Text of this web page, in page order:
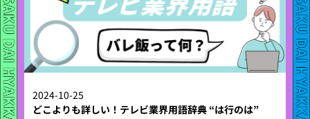
2024-10-25
どこよりも詳しい！テレビ業界用語辞典 “は行のは”